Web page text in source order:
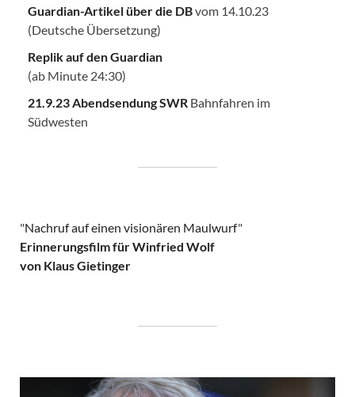
Guardian-Artikel über die DBvom 14.10.23
(Deutsche Übersetzung)
Replik auf den Guardian
(ab Minute 24:30)
21.9.23 Abendsendung SWR Bahnfahren im
Südwesten
"Nachruf auf einen visionären Maulwurf"
Erinnerungsfilm für Winfried Wolf
von Klaus Gietinger